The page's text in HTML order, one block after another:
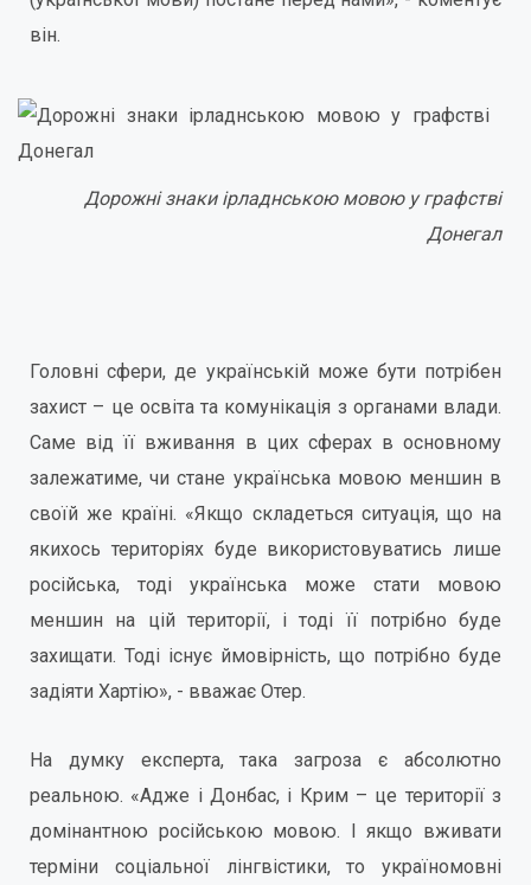
він.
Дорожні знаки ірладнською мовою у графстві
Донегал
Головні сфери, де українській може бути потрібен
захист – це освіта та комунікація з органами влади.
Саме від її вживання в цих сферах в основному
залежатиме, чи стане українська мовою меншин в
своїй же країні. «Якщо складеться ситуація, що на
якихось територіях буде використовуватись лише
російська, тоді українська може стати мовою
меншин на цій території, і тоді її потрібно буде
захищати. Тоді існує ймовірність, що потрібно буде
задіяти Хартію», - вважає Отер.
На думку експерта, така загроза є абсолютно
реальною. «Адже і Донбас, і Крим – це території з
домінантною російською мовою. І якщо вживати
терміни соціальної лінгвістики, то україномовні